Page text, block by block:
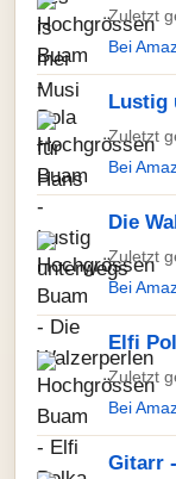
Zuletzt
Bei
Lustig
Zuletzt
Bei
Die
Zuletzt
Bei
Elfi
Zuletzt
Bei
Gitarr